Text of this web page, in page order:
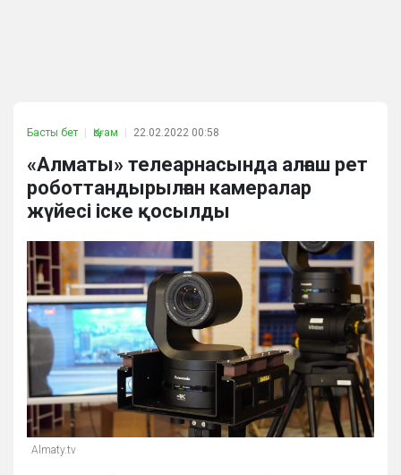
Басты бет Қоғам 22.02.2022 00:58
«Алматы» телеарнасында алғаш рет
роботтандырылған камералар
жүйесі іске қосылды
Almaty.tv